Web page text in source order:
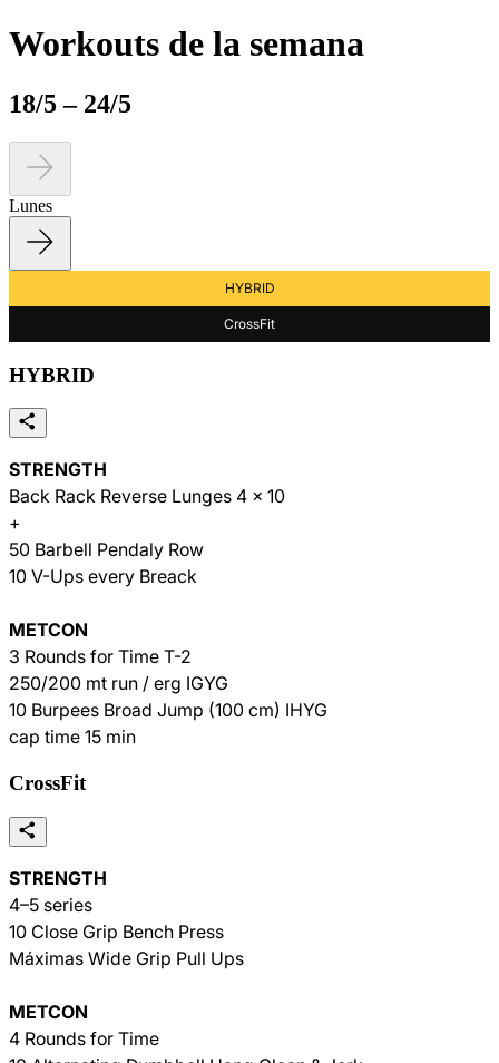
Workouts de la semana
18/5 – 24/5
Lunes
HYBRID
CrossFit
HYBRID
STRENGTH
Back Rack Reverse Lunges 4 x 10
+
50 Barbell Pendaly Row
10 V-Ups every Breack
METCON
3 Rounds for Time T-2
250/200 mt run / erg IGYG
10 Burpees Broad Jump (100 cm) IHYG
cap time 15 min
CrossFit
STRENGTH
4–5 series
10 Close Grip Bench Press
Máximas Wide Grip Pull Ups
METCON
4 Rounds for Time